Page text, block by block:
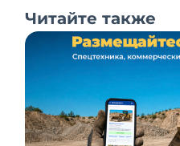
Читайте также